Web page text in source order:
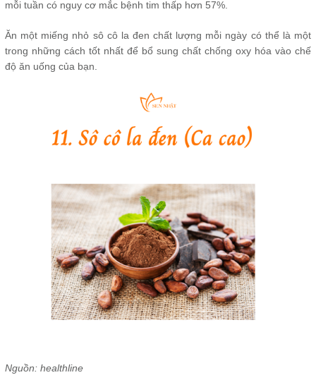
mỗi tuần có nguy cơ mắc bệnh tim thấp hơn 57%.
Ăn một miếng nhỏ sô cô la đen chất lượng mỗi ngày có thể là một
trong những cách tốt nhất để bổ sung chất chống oxy hóa vào chế
độ ăn uống của bạn.
Nguồn: healthline